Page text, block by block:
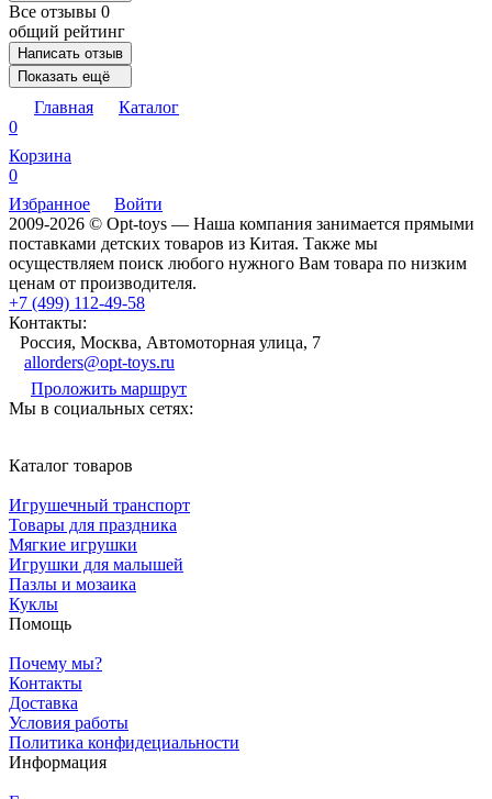
Все отзывы 0
общий рейтинг
Написать отзыв
Показать ещё
Главная
Каталог
0
Корзина
0
Избранное
Войти
2009-2026 © Opt-toys — Наша компания занимается прямыми
поставками детских товаров из Китая. Также мы
осуществляем поиск любого нужного Вам товара по низким
ценам от производителя.
+7 (499) 112-49-58
Контакты:
Россия, Москва, Автомоторная улица, 7
allorders@opt-toys.ru
Проложить маршрут
Мы в социальных сетях:
Каталог товаров
Игрушечный транспорт
Товары для праздника
Мягкие игрушки
Игрушки для малышей
Пазлы и мозаика
Куклы
Помощь
Почему мы?
Контакты
Доставка
Условия работы
Политика конфидециальности
Информация